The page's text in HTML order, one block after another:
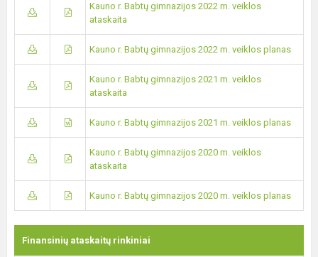
Kauno r. Babtų gimnazijos 2022 m. veiklos
ataskaita
Kauno r. Babtų gimnazijos 2022 m. veiklos planas
Kauno r. Babtų gimnazijos 2021 m. veiklos
ataskaita
Kauno r. Babtų gimnazijos 2021 m. veiklos planas
Kauno r. Babtų gimnazijos 2020 m. veiklos
ataskaita
Kauno r. Babtų gimnazijos 2020 m. veiklos planas
Finansinių ataskaitų rinkiniai